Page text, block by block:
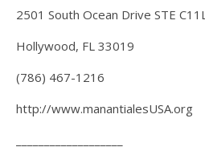
2501 South Ocean Drive STE C11L
Hollywood, FL 33019
(786) 467-1216
http://www.manantialesUSA.org